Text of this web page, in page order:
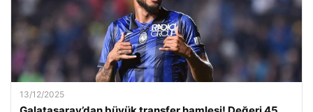
13/12/2025